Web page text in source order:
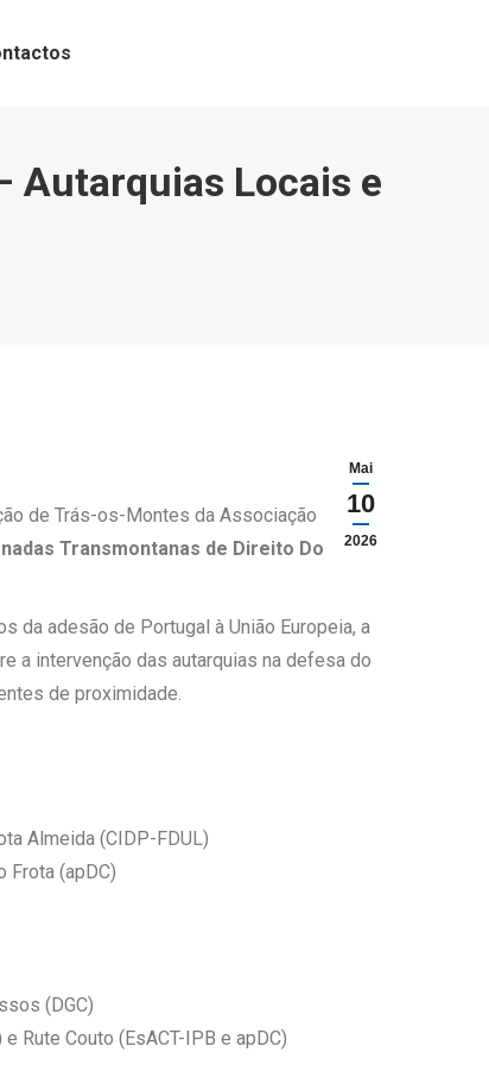
Autarquias Locais e
Mai
10
2026
de Trás-os-Montes da Associação
Transmontanas de Direito Do
da adesão de Portugal à União Europeia, a
a intervenção das autarquias na defesa do
de proximidade.
Almeida (CIDP-FDUL)
Frota (apDC)
(DGC)
Rute Couto (EsACT-IPB e apDC)